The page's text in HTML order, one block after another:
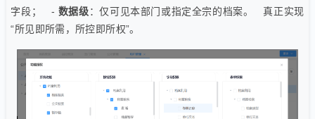
字段； - 数据级：仅可见本部门或指定全宗的档案。 真正实现
“所见即所需，所控即所权”。